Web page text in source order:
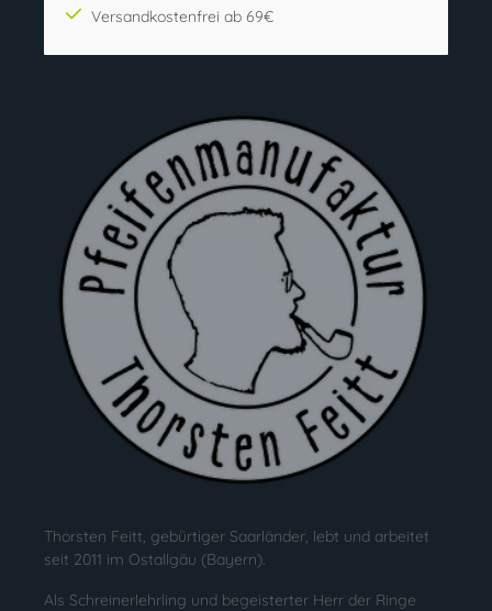
Versandkostenfrei ab 69€
Thorsten Feitt, gebürtiger Saarländer, lebt und arbeitet
seit 2011 im Ostallgäu (Bayern).
Als Schreinerlehrling und begeisterter Herr der Ringe